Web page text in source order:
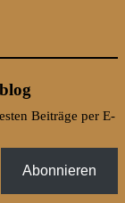
Beiträge per E-
Abonnieren